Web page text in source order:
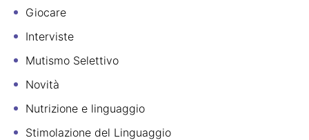
Giocare
Interviste
Mutismo Selettivo
Novità
Nutrizione e linguaggio
Stimolazione del Linguaggio